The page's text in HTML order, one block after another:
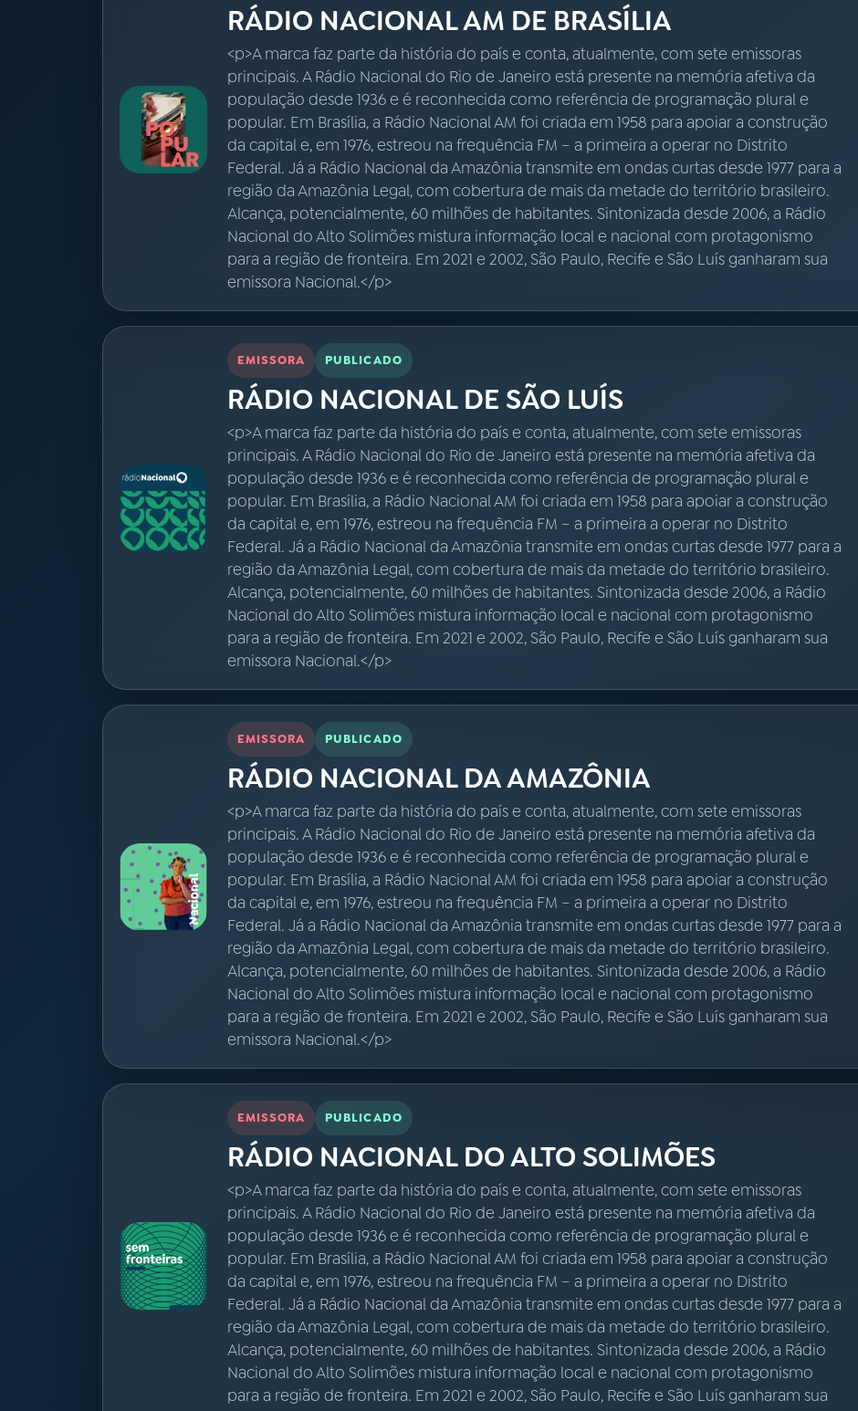
RÁDIO NACIONAL AM DE BRASÍLIA
<p>A marca faz parte da história do país e conta, atualmente, com sete emissoras
principais. A Rádio Nacional do Rio de Janeiro está presente na memória afetiva da
população desde 1936 e é reconhecida como referência de programação plural e
popular. Em Brasília, a Rádio Nacional AM foi criada em 1958 para apoiar a construção
da capital e, em 1976, estreou na frequência FM – a primeira a operar no Distrito
Federal. Já a Rádio Nacional da Amazônia transmite em ondas curtas desde 1977 para a
região da Amazônia Legal, com cobertura de mais da metade do território brasileiro.
Alcança, potencialmente, 60 milhões de habitantes. Sintonizada desde 2006, a Rádio
Nacional do Alto Solimões mistura informação local e nacional com protagonismo
para a região de fronteira. Em 2021 e 2002, São Paulo, Recife e São Luís ganharam sua
emissora Nacional.</p>
EMISSORA PUBLICADO
RÁDIO NACIONAL DE SÃO LUÍS
<p>A marca faz parte da história do país e conta, atualmente, com sete emissoras
principais. A Rádio Nacional do Rio de Janeiro está presente na memória afetiva da
população desde 1936 e é reconhecida como referência de programação plural e
popular. Em Brasília, a Rádio Nacional AM foi criada em 1958 para apoiar a construção
da capital e, em 1976, estreou na frequência FM – a primeira a operar no Distrito
Federal. Já a Rádio Nacional da Amazônia transmite em ondas curtas desde 1977 para a
região da Amazônia Legal, com cobertura de mais da metade do território brasileiro.
Alcança, potencialmente, 60 milhões de habitantes. Sintonizada desde 2006, a Rádio
Nacional do Alto Solimões mistura informação local e nacional com protagonismo
para a região de fronteira. Em 2021 e 2002, São Paulo, Recife e São Luís ganharam sua
emissora Nacional.</p>
EMISSORA PUBLICADO
RÁDIO NACIONAL DA AMAZÔNIA
<p>A marca faz parte da história do país e conta, atualmente, com sete emissoras
principais. A Rádio Nacional do Rio de Janeiro está presente na memória afetiva da
população desde 1936 e é reconhecida como referência de programação plural e
popular. Em Brasília, a Rádio Nacional AM foi criada em 1958 para apoiar a construção
da capital e, em 1976, estreou na frequência FM – a primeira a operar no Distrito
Federal. Já a Rádio Nacional da Amazônia transmite em ondas curtas desde 1977 para a
região da Amazônia Legal, com cobertura de mais da metade do território brasileiro.
Alcança, potencialmente, 60 milhões de habitantes. Sintonizada desde 2006, a Rádio
Nacional do Alto Solimões mistura informação local e nacional com protagonismo
para a região de fronteira. Em 2021 e 2002, São Paulo, Recife e São Luís ganharam sua
emissora Nacional.</p>
EMISSORA PUBLICADO
RÁDIO NACIONAL DO ALTO SOLIMÕES
<p>A marca faz parte da história do país e conta, atualmente, com sete emissoras
principais. A Rádio Nacional do Rio de Janeiro está presente na memória afetiva da
população desde 1936 e é reconhecida como referência de programação plural e
popular. Em Brasília, a Rádio Nacional AM foi criada em 1958 para apoiar a construção
da capital e, em 1976, estreou na frequência FM – a primeira a operar no Distrito
Federal. Já a Rádio Nacional da Amazônia transmite em ondas curtas desde 1977 para a
região da Amazônia Legal, com cobertura de mais da metade do território brasileiro.
Alcança, potencialmente, 60 milhões de habitantes. Sintonizada desde 2006, a Rádio
Nacional do Alto Solimões mistura informação local e nacional com protagonismo
para a região de fronteira. Em 2021 e 2002, São Paulo, Recife e São Luís ganharam sua